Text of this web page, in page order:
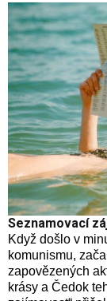
Seznamovací
Když došlo v
komunismu,
zapovězených
krásy a Čedok